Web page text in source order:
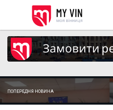
ПОПЕРЕДНЯ НОВИНА